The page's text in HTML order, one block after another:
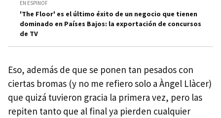
EN ESPINOF
'The Floor' es el último éxito de un negocio que tienen
dominado en Países Bajos: la exportación de concursos
de TV
Eso, además de que se ponen tan pesados con
ciertas bromas (y no me refiero solo a Àngel Llàcer)
que quizá tuvieron gracia la primera vez, pero las
repiten tanto que al final ya pierden cualquier